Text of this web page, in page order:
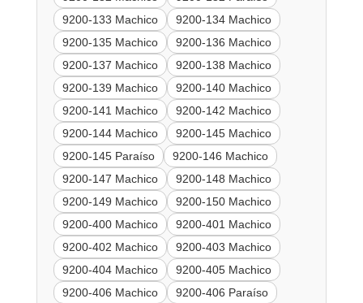
9200-133 Machico
9200-134 Machico
9200-135 Machico
9200-136 Machico
9200-137 Machico
9200-138 Machico
9200-139 Machico
9200-140 Machico
9200-141 Machico
9200-142 Machico
9200-144 Machico
9200-145 Machico
9200-145 Paraíso
9200-146 Machico
9200-147 Machico
9200-148 Machico
9200-149 Machico
9200-150 Machico
9200-400 Machico
9200-401 Machico
9200-402 Machico
9200-403 Machico
9200-404 Machico
9200-405 Machico
9200-406 Machico
9200-406 Paraíso